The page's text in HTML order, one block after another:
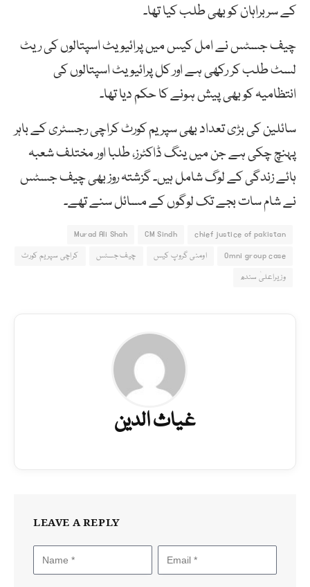
کے سربراہان کو بھی طلب کیا تھا۔
چیف جسٹس نے امل کیس میں پرائیویٹ اسپتالوں کی ریٹ
لسٹ طلب کر رکھی ہے اور کل پرائیویٹ اسپتالوں کی
انتظامیہ کو بھی پیش ہونے کا حکم دیا تھا۔
سائلین کی بڑی تعداد بھی سپریم کورٹ کراچی رجسٹری کے باہر
پہنچ چکی ہے جن میں ینگ ڈاکٹرز، طلبا اور مختلف شعبہ
ہائے زندگی کے لوگ شامل ہیں۔ گزشتہ روز بھی چیف جسٹس
نے شام سات بجے تک لوگوں کے مسائل سنے تھے۔
chief justice of pakistan
CM Sindh
Murad Ali Shah
Omni group case
اومنی گروپ کیس چیف جسٹس
کراچی سپریم کورٹ
وزیراعلیٰ سندھ
غیاث الدین
LEAVE A REPLY